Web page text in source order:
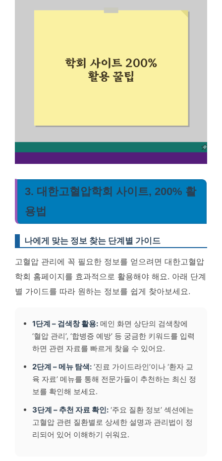
3. 대한고혈압학회 사이트, 200% 활
용법
나에게 맞는 정보 찾는 단계별 가이드
고혈압 관리에 꼭 필요한 정보를 얻으려면 대한고혈압
학회 홈페이지를 효과적으로 활용해야 해요. 아래 단계
별 가이드를 따라 원하는 정보를 쉽게 찾아보세요.
1단계 – 검색창 활용: 메인 화면 상단의 검색창에
‘혈압 관리’, ‘합병증 예방’ 등 궁금한 키워드를 입력
하면 관련 자료를 빠르게 찾을 수 있어요.
2단계 – 메뉴 탐색: ‘진료 가이드라인’이나 ‘환자 교
육 자료’ 메뉴를 통해 전문가들이 추천하는 최신 정
보를 확인해 보세요.
3단계 – 추천 자료 확인: ‘주요 질환 정보’ 섹션에는
고혈압 관련 질환별로 상세한 설명과 관리법이 정
리되어 있어 이해하기 쉬워요.